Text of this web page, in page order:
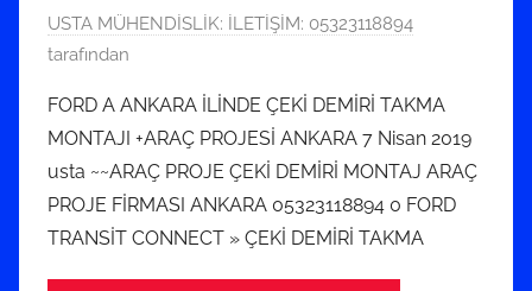
1
T
m
m
u
z
2
USTA MÜHENDİSLİK: İLETİŞİM: 05323118894
tarafından
FORD A ANKARA İLİNDE ÇEKİ DEMİRİ TAKMA
MONTAJI +ARAÇ PROJESİ ANKARA 7 Nisan 2019
usta ~~ARAÇ PROJE ÇEKİ DEMİRİ MONTAJ ARAÇ
PROJE FİRMASI ANKARA 05323118894 0 FORD
TRANSİT CONNECT » ÇEKİ DEMİRİ TAKMA